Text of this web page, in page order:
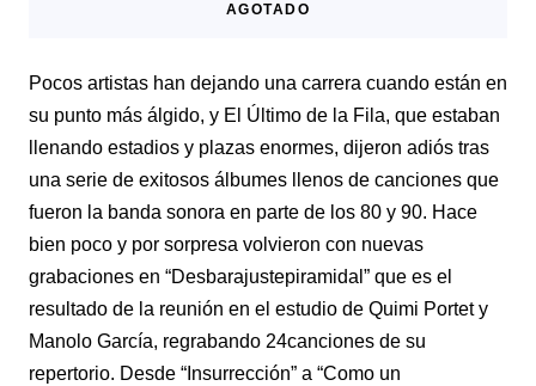
AGOTADO
Pocos artistas han dejando una carrera cuando están en
su punto más álgido, y El Último de la Fila, que estaban
llenando estadios y plazas enormes, dijeron adiós tras
una serie de exitosos álbumes llenos de canciones que
fueron la banda sonora en parte de los 80 y 90. Hace
bien poco y por sorpresa volvieron con nuevas
grabaciones en “Desbarajustepiramidal” que es el
resultado de la reunión en el estudio de Quimi Portet y
Manolo García, regrabando 24canciones de su
repertorio. Desde “Insurrección” a “Como un